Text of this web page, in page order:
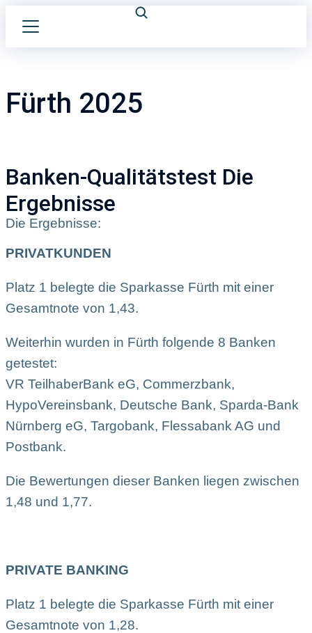
Fürth 2025
Banken-Qualitätstest Die
Ergebnisse
Die Ergebnisse:
PRIVATKUNDEN
Platz 1 belegte die Sparkasse Fürth mit einer
Gesamtnote von 1,43.
Weiterhin wurden in Fürth folgende 8 Banken
getestet:
VR TeilhaberBank eG, Commerzbank,
HypoVereinsbank, Deutsche Bank, Sparda-Bank
Nürnberg eG, Targobank, Flessabank AG und
Postbank.
Die Bewertungen dieser Banken liegen zwischen
1,48 und 1,77.
PRIVATE BANKING
Platz 1 belegte die Sparkasse Fürth mit einer
Gesamtnote von 1,28.